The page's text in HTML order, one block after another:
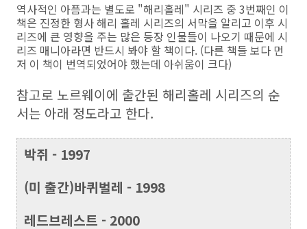
역사적인 아픔과는 별도로 "해리홀레" 시리즈 중 3번째인 이
책은 진정한 형사 해리 홀레 시리즈의 서막을 알리고 이후 시
리즈에 큰 영향을 주는 많은 등장 인물들이 나오기 때문에 시
리즈 매니아라면 반드시 봐야 할 책이다. (다른 책들 보다 먼
저 이 책이 번역되었어야 했는데 아쉬움이 크다)
참고로 노르웨이에 출간된 해리홀레 시리즈의 순
서는 아래 정도라고 한다.
박쥐 - 1997
(미 출간)바퀴벌레 - 1998
레드브레스트 - 2000